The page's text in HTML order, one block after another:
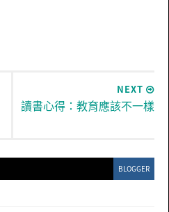
NEXT
讀書心得：教育應該不一樣
BLOGGER